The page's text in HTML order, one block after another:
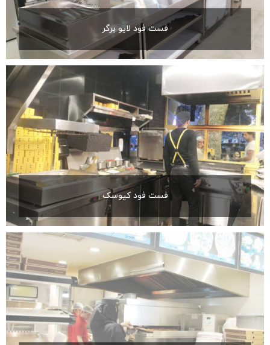
فست فود لایو برگر
فست فود کیوسک